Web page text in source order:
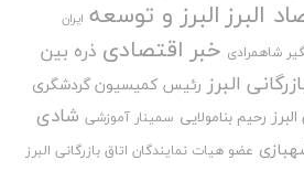
البرزالبرز و توسعه ایران
شاهمرادی خبر اقتصادی ذره بین
البرز رئیس کمیسیون گردشگری
رحیم بنامولایی سمینار آموزشی شادی
عضو هیات نمایندگان اتاق بازرگانی البرز